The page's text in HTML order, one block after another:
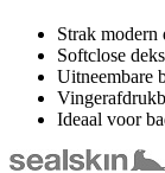
Strak modern
Softclose
Uitneembare
Ideaal voor